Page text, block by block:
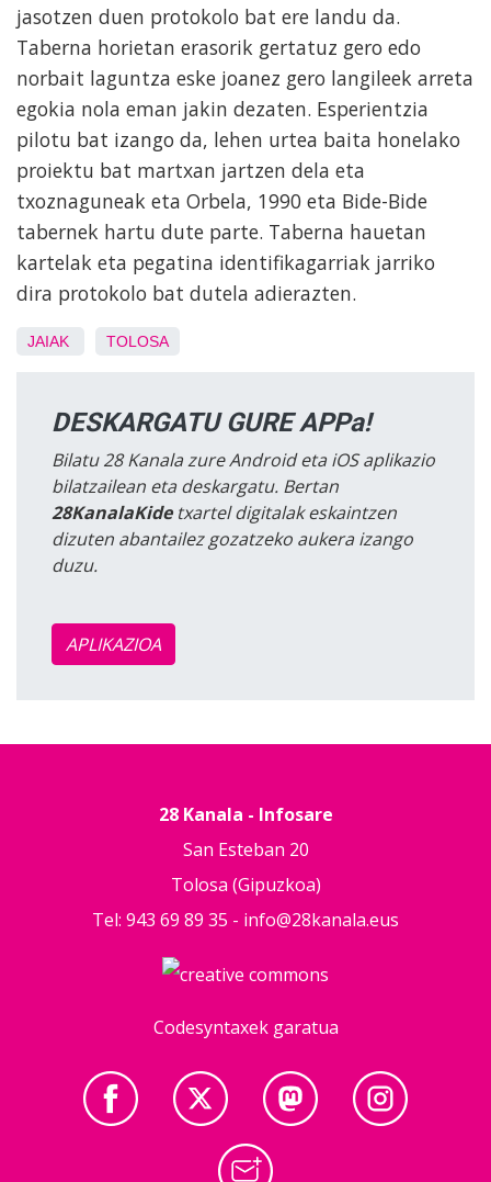
jasotzen duen protokolo bat ere landu da.
Taberna horietan erasorik gertatuz gero edo
norbait laguntza eske joanez gero langileek arreta
egokia nola eman jakin dezaten. Esperientzia
pilotu bat izango da, lehen urtea baita honelako
proiektu bat martxan jartzen dela eta
txoznaguneak eta Orbela, 1990 eta Bide-Bide
tabernek hartu dute parte. Taberna hauetan
kartelak eta pegatina identifikagarriak jarriko
dira protokolo bat dutela adierazten.
JAIAK TOLOSA
DESKARGATU GURE APPa!
Bilatu 28 Kanala zure Android eta iOS aplikazio
bilatzailean eta deskargatu. Bertan
28KanalaKidetxartel digitalak eskaintzen
dizuten abantailez gozatzeko aukera izango
duzu.
APLIKAZIOA
28 Kanala - Infosare
San Esteban 20
Tolosa (Gipuzkoa)
Tel: 943 69 89 35 - info@28kanala.eus
Codesyntaxek garatua